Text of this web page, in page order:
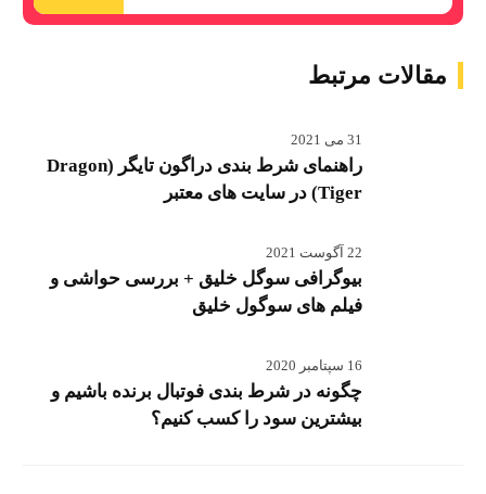
مقالات مرتبط
31 می 2021
راهنمای شرط بندی دراگون تایگر (Dragon
Tiger) در سایت های معتبر
22 آگوست 2021
بیوگرافی سوگل خلیق + بررسی حواشی و
فیلم های سوگول خلیق
16 سپتامبر 2020
چگونه در شرط بندی فوتبال برنده باشیم و
بیشترین سود را کسب کنیم؟